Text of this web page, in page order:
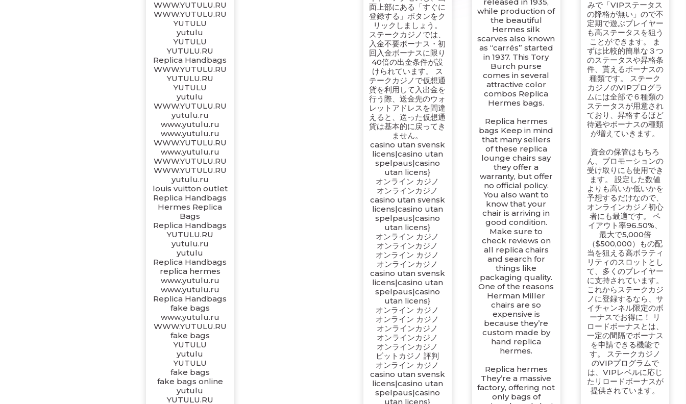
WWW.YUTULU.RU
WWW.YUTULU.RU
YUTULU
yutulu
YUTULU
YUTULU.RU
Replica Handbags
WWW.YUTULU.RU
YUTULU.RU
YUTULU
yutulu
WWW.YUTULU.RU
yutulu.ru
www.yutulu.ru
www.yutulu.ru
WWW.YUTULU.RU
www.yutulu.ru
WWW.YUTULU.RU
WWW.YUTULU.RU
yutulu.ru
louis vuitton outlet
Replica Handbags
Hermes Replica
Bags
Replica Handbags
YUTULU.RU
yutulu.ru
yutulu
Replica Handbags
replica hermes
www.yutulu.ru
www.yutulu.ru
Replica Handbags
fake bags
www.yutulu.ru
WWW.YUTULU.RU
fake bags
YUTULU
yutulu
YUTULU
fake bags
fake bags online
yutulu
YUTULU.RU
面上部にある「すぐに
登録する」ボタンをク
リックしましょう。
ステークカジノでは、
入金不要ボーナス・初
回入金ボーナスに限り
40倍の出金条件が設
けられています。 ス
テークカジノで仮想通
貨を利用して入出金を
行う際、送金先のウォ
レットアドレスを間違
えると、送った仮想通
貨は基本的に戻ってき
ません。
casino utan svensk
licens|casino utan
spelpaus|casino
utan licens}
オンライン カジノ
オンラインカジノ
casino utan svensk
licens|casino utan
spelpaus|casino
utan licens}
オンライン カジノ
オンラインカジノ
オンライン カジノ
オンラインカジノ
casino utan svensk
licens|casino utan
spelpaus|casino
utan licens}
オンライン カジノ
オンライン カジノ
オンラインカジノ
オンラインカジノ
オンラインカジノ
ビットカジノ 評判
オンライン カジノ
casino utan svensk
licens|casino utan
spelpaus|casino
utan licens}
while production of
the beautiful
Hermes silk
scarves also known
as “carrés” started
in 1937. This Tory
Burch purse
comes in several
attractive color
combos Replica
Hermes bags.
Replica hermes
bags Keep in mind
that many sellers
of these replica
lounge chairs say
they offer a
warranty, but offer
no official policy.
You also want to
know that your
chair is arriving in
good condition.
Make sure to
check reviews on
all replica chairs
and search for
things like
packaging quality.
One of the reasons
Herman Miller
chairs are so
expensive is
because they’re
custom made by
hand replica
hermes.
Replica hermes
They’re a massive
factory, offering not
only bags of
みで「VIPステータス
の降格が無い」ので不
定期で遊ぶプレイヤー
も高ステータスを狙う
ことができます。 ま
ずは比較的簡単な３つ
のステータスや昇格条
件、貰えるボーナスの
種類です。 ステーク
カジノのVIPプログラ
ムには全部で６種類の
ステータスが用意され
ており、昇格するほど
待遇やボーナスの種類
が増えていきます。
資金の保管はもちろ
ん、プロモーションの
受け取りにも使用でき
ます。 設定した数値
よりも高いか低いかを
予想するだけなので、
オンラインカジノ初心
者にも最適です。 ペ
イアウト率96.50%、
最大で5,000倍
（$500,000）もの配
当を狙える高ボラティ
リティのスロットとし
て、多くのプレイヤー
に支持されています。
これからステークカジ
ノに登録するなら、サ
イチャンネル限定のボ
ーナスでお得に！ リ
ロードボーナスとは、
一定の間隔でボーナス
を申請できる機能で
す。 ステークカジノ
のVIPプログラムで
は、VIPレベルに応じ
たリロードボーナスが
提供されています。